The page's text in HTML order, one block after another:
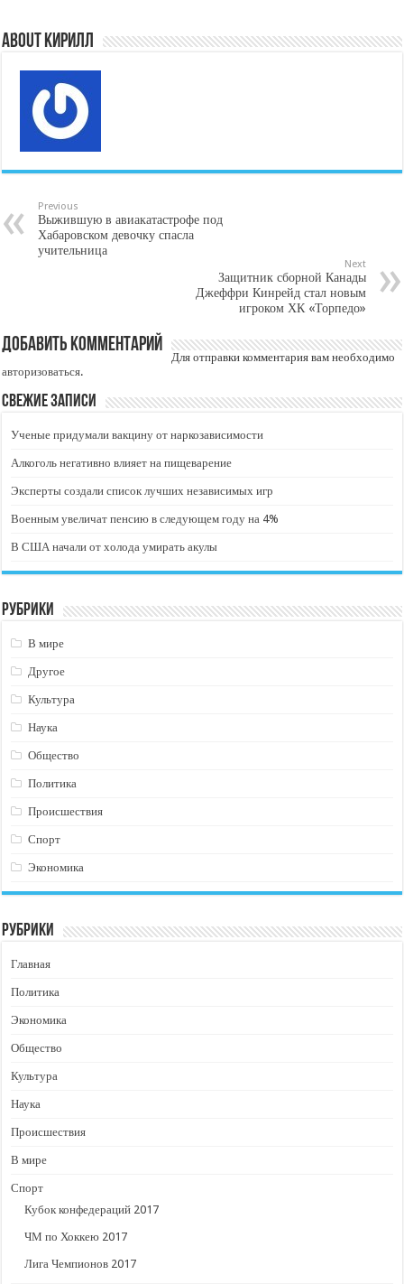
About Кирилл
Previous
Выжившую в авиакатастрофе под
Хабаровском девочку спасла
учительница
Next
Защитник сборной Канады
Джеффри Кинрейд стал новым
игроком ХК «Торпедо»
Добавить комментарий
Для отправки комментария вам необходимо
авторизоваться.
Свежие записи
Ученые придумали вакцину от наркозависимости
Алкоголь негативно влияет на пищеварение
Эксперты создали список лучших независимых игр
Военным увеличат пенсию в следующем году на 4%
В США начали от холода умирать акулы
Рубрики
В мире
Другое
Культура
Наука
Общество
Политика
Происшествия
Спорт
Экономика
Рубрики
Главная
Политика
Экономика
Общество
Культура
Наука
Происшествия
В мире
Спорт
Кубок конфедераций 2017
ЧМ по Хоккею 2017
Лига Чемпионов 2017